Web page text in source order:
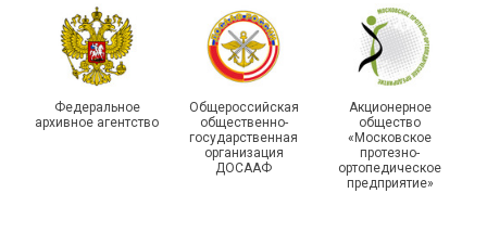
Федеральное
архивное агентство
Общероссийская
общественно-
государственная
организация
ДОСААФ
Акционерное
общество
«Московское
протезно-
ортопедическое
предприятие»